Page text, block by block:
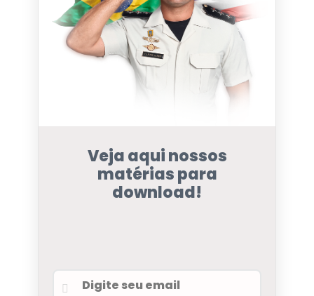
Veja aqui nossos
matérias para
download!